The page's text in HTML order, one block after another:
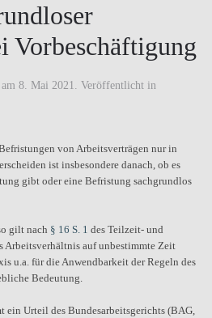
Vorbeschäftigung
am 8. Mai 2021. Veröffentlicht in
von Arbeitsverträgen nur in
ist insbesondere danach, ob es
gibt oder eine Befristung sachgrundlos
gilt nach § 16 S. 1 des Teilzeit- und
Arbeitsverhältnis auf unbestimmte Zeit
u.a. für die Anwendbarkeit der Regeln des
Bedeutung.
ein Urteil des Bundesarbeitsgerichts (BAG,